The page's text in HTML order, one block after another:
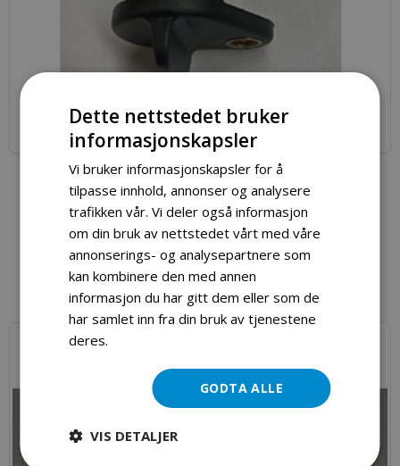
Oljefilter dieselaggregat
kr 279,00
Legg i handlekurv
Dette nettstedet bruker
informasjonskapsler
Vi bruker informasjonskapsler for å
tilpasse innhold, annonser og analysere
trafikken vår. Vi deler også informasjon
om din bruk av nettstedet vårt med våre
annonserings- og analysepartnere som
kan kombinere den med annen
informasjon du har gitt dem eller som de
har samlet inn fra din bruk av tjenestene
deres.
GODTA ALLE
VIS DETALJER